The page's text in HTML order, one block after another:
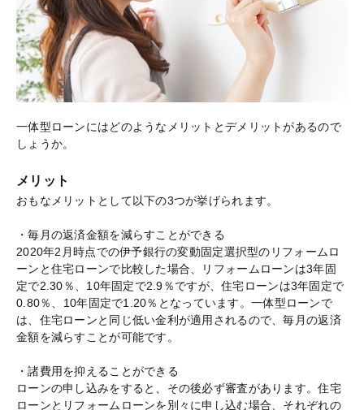
一体型ローンにはどのようなメリットとデメリットがあるので
しょうか。
メリット
おもなメリットとして以下の3つが挙げられます。
・毎月の返済金額を減らすことができる
2020年2月時点での伊予銀行の変動固定選択型のリフォームロ
ーンと住宅ローンで比較した場合、リフォームローンは3年固
定で2.30％、10年固定で2.9％ですが、住宅ローンは3年固定で
0.80％、10年固定で1.20％となっています。一体型ローンで
は、住宅ローンと同じ低い金利が適用されるので、毎月の返済
金額を減らすことが可能です。
・諸費用を抑えることができる
ローンの申し込みをすると、その後必ず審査があります。住宅
ローンとリフォームローンを別々に申し込む場合、それぞれの